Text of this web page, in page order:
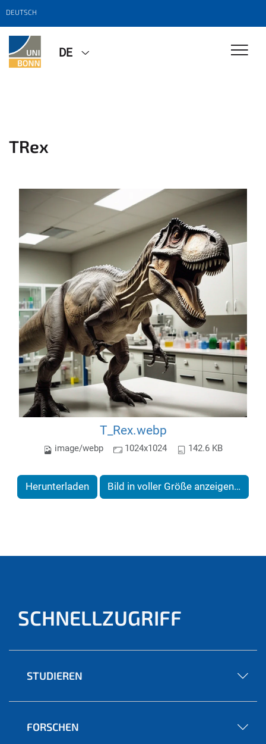
DEUTSCH
DE
TRex
T_Rex.webp
image/webp 1024x1024 142.6 KB
Herunterladen Bild in voller Größe anzeigen…
SCHNELLZUGRIFF
STUDIEREN
FORSCHEN